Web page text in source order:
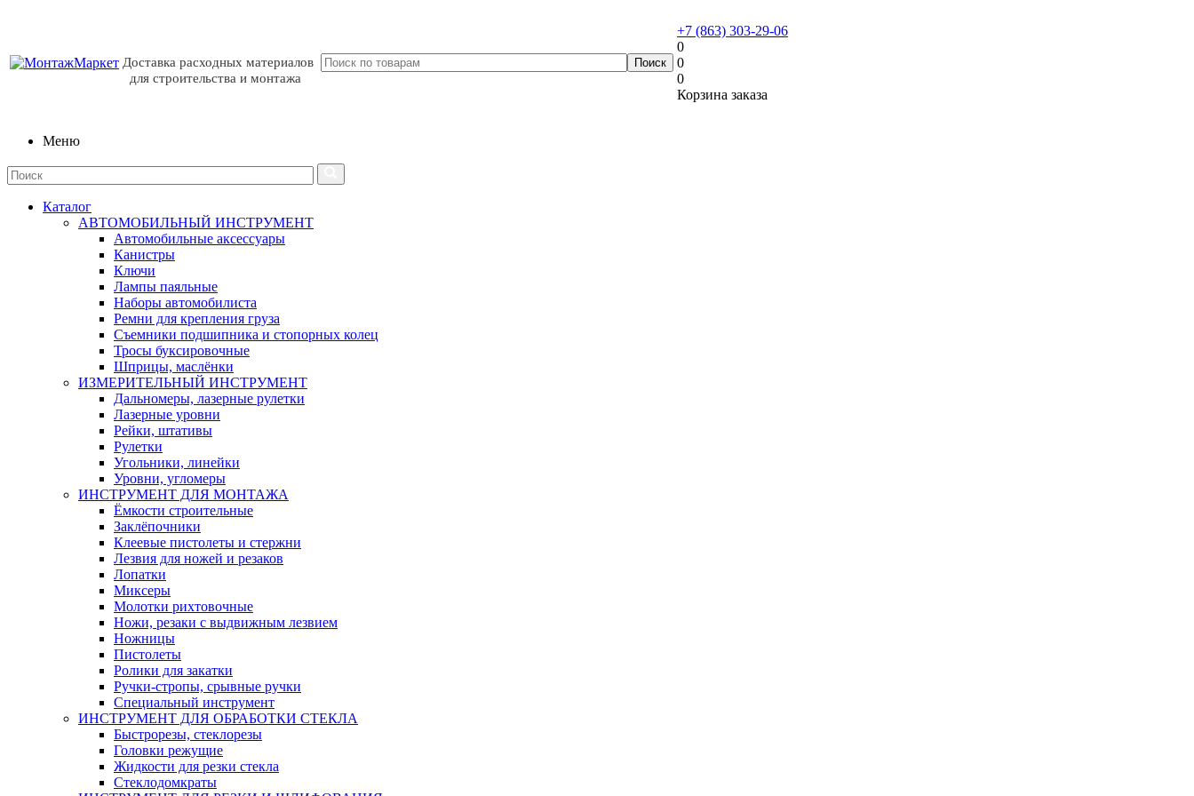
Доставка расходных материалов
для строительства и монтажа
+7 (863) 303-29-06
0
0
0
Корзина заказа
Меню
Каталог
АВТОМОБИЛЬНЫЙ ИНСТРУМЕНТ
Автомобильные аксессуары
Канистры
Ключи
Лампы паяльные
Наборы автомобилиста
Ремни для крепления груза
Съемники подшипника и стопорных колец
Тросы буксировочные
Шприцы, маслёнки
ИЗМЕРИТЕЛЬНЫЙ ИНСТРУМЕНТ
Дальномеры, лазерные рулетки
Лазерные уровни
Рейки, штативы
Рулетки
Угольники, линейки
Уровни, угломеры
ИНСТРУМЕНТ ДЛЯ МОНТАЖА
Ёмкости строительные
Заклёпочники
Клеевые пистолеты и стержни
Лезвия для ножей и резаков
Лопатки
Миксеры
Молотки рихтовочные
Ножи, резаки с выдвижным лезвием
Ножницы
Пистолеты
Ролики для закатки
Ручки-стропы, срывные ручки
Специальный инструмент
ИНСТРУМЕНТ ДЛЯ ОБРАБОТКИ СТЕКЛА
Быстрорезы, стеклорезы
Головки режущие
Жидкости для резки стекла
Стеклодомкраты